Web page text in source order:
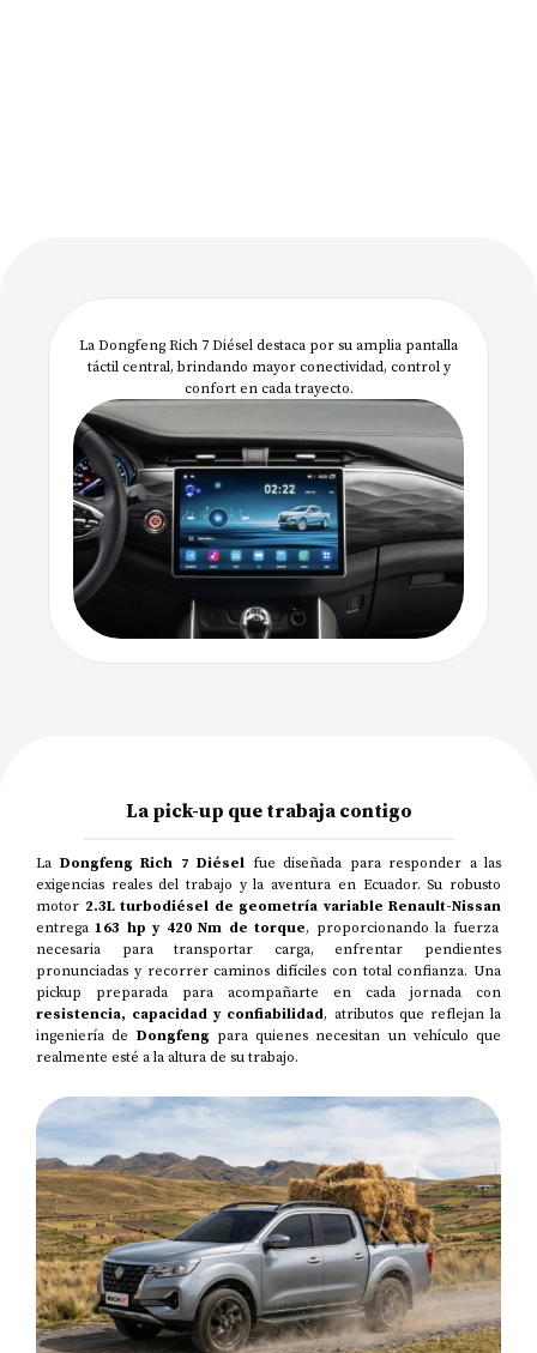
La Dongfeng Rich 7 Diésel destaca por su amplia pantalla
táctil central, brindando mayor conectividad, control y
confort en cada trayecto.
La pick-up que trabaja contigo
La Dongfeng Rich 7 Diésel fue diseñada para responder a las
exigencias reales del trabajo y la aventura en Ecuador. Su robusto
motor 2.3L turbodiésel de geometría variable Renault-Nissan
entrega163 hp y 420 Nm de torque, proporcionando la fuerza
necesaria para transportar carga, enfrentar pendientes
pronunciadas y recorrer caminos difíciles con total confianza. Una
pickup preparada para acompañarte en cada jornada con
resistencia, capacidad y confiabilidad, atributos que reflejan la
ingeniería de Dongfengpara quienes necesitan un vehículo que
realmente esté a la altura de su trabajo.